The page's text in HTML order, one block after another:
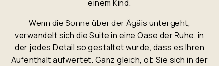
einem Kind.
Wenn die Sonne über der Ägäis untergeht,
verwandelt sich die Suite in eine Oase der Ruhe, in
der jedes Detail so gestaltet wurde, dass es Ihren
Aufenthalt aufwertet. Ganz gleich, ob Sie sich in der